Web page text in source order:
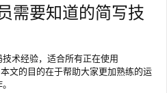
需要知道的简写技
术经验，适合所有正在使用
文的目的在于帮助大家更加熟练的运